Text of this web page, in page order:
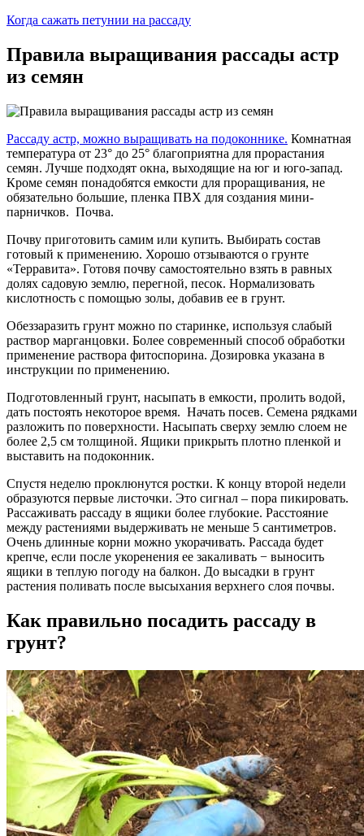
Когда сажать петунии на рассаду
Правила выращивания рассады астр
из семян
Рассаду астр, можно выращивать на подоконнике. Комнатная
температура от 23° до 25° благоприятна для прорастания
семян. Лучше подходят окна, выходящие на юг и юго-запад.
Кроме семян понадобятся емкости для проращивания, не
обязательно большие, пленка ПВХ для создания мини-
парничков. Почва.
Почву приготовить самим или купить. Выбирать состав
готовый к применению. Хорошо отзываются о грунте
«Терравита». Готовя почву самостоятельно взять в равных
долях садовую землю, перегной, песок. Нормализовать
кислотность с помощью золы, добавив ее в грунт.
Обеззаразить грунт можно по старинке, используя слабый
раствор марганцовки. Более современный способ обработки
применение раствора фитоспорина. Дозировка указана в
инструкции по применению.
Подготовленный грунт, насыпать в емкости, пролить водой,
дать постоять некоторое время. Начать посев. Семена рядками
разложить по поверхности. Насыпать сверху землю слоем не
более 2,5 см толщиной. Ящики прикрыть плотно пленкой и
выставить на подоконник.
Спустя неделю проклюнутся ростки. К концу второй недели
образуются первые листочки. Это сигнал – пора пикировать.
Рассаживать рассаду в ящики более глубокие. Расстояние
между растениями выдерживать не меньше 5 сантиметров.
Очень длинные корни можно укорачивать. Рассада будет
крепче, если после укоренения ее закаливать − выносить
ящики в теплую погоду на балкон. До высадки в грунт
растения поливать после высыхания верхнего слоя почвы.
Как правильно посадить рассаду в
грунт?